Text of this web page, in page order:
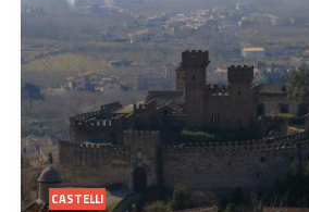
CASTELLI